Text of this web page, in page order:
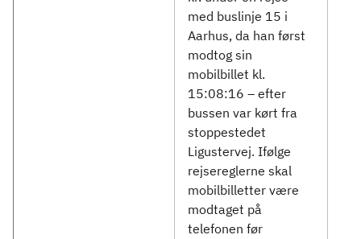
med buslinje 15 i
Aarhus, da han først
modtog sin
mobilbillet kl.
15:08:16 – efter
bussen var kørt fra
stoppestedet
Ligustervej. Ifølge
rejsereglerne skal
mobilbilletter være
modtaget på
telefonen før